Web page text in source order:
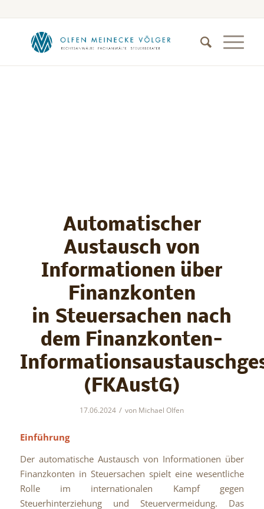
Automatischer
Austausch von
Informationen über
Finanzkonten
in Steuersachen nach
dem Finanzkonten-
(FKAustG)
17.06.2024 / von Michael Olfen
Einführung
Der automatische Austausch von Informationen über
Finanzkonten in Steuersachen spielt eine wesentliche
Rolle im internationalen Kampf gegen
Steuerhinterziehung und Steuervermeidung. Das